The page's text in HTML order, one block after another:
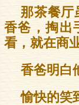
那茶餐厅
香爸，掏出
看，就在商
香爸明白
愉快的笑